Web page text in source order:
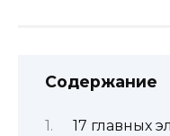
Содержание
17 главных